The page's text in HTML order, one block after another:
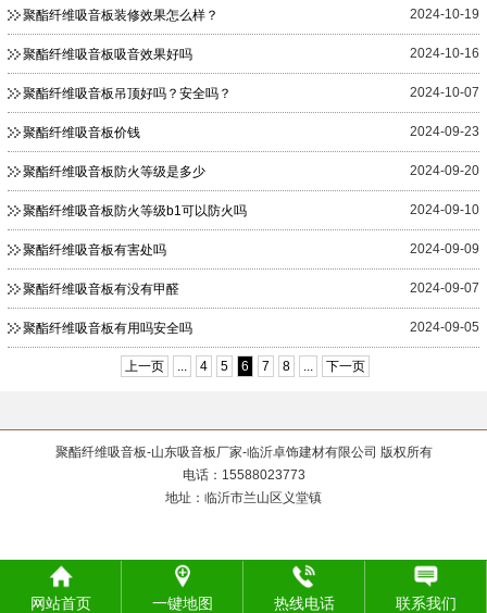
聚酯纤维吸音板装修效果怎么样？ 2024-10-19
聚酯纤维吸音板吸音效果好吗 2024-10-16
聚酯纤维吸音板吊顶好吗？安全吗？ 2024-10-07
聚酯纤维吸音板价钱 2024-09-23
聚酯纤维吸音板防火等级是多少 2024-09-20
聚酯纤维吸音板防火等级b1可以防火吗 2024-09-10
聚酯纤维吸音板有害处吗 2024-09-09
聚酯纤维吸音板有没有甲醛 2024-09-07
聚酯纤维吸音板有用吗安全吗 2024-09-05
上一页 ... 4 5 6 7 8 ... 下一页
聚酯纤维吸音板-山东吸音板厂家-临沂卓饰建材有限公司 版权所有
电话：15588023773
地址：临沂市兰山区义堂镇
网站首页 一键地图 热线电话 联系我们